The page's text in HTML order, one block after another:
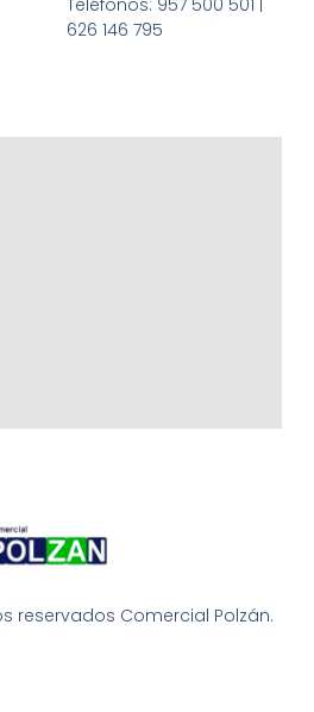
reservados Comercial Polzán.
626 146 795